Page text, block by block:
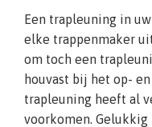
Een trapleuning in
elke trappenmaker
om toch een
houvast bij het op-
trapleuning heeft al
voorkomen.